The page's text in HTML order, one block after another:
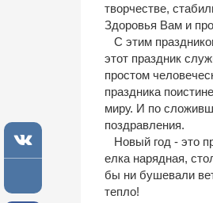
творчестве,
Здоровья Вам и
С этим
этот праздник
простом
праздника
миру. И по
поздравления.
Новый год - это
елка нарядная,
бы ни бушевали
тепло!